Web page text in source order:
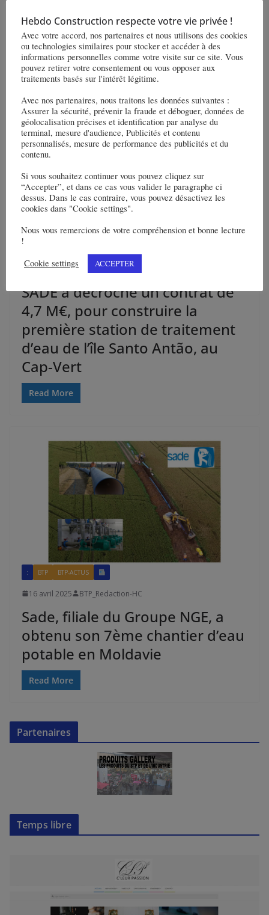
d’eau au cœur de la vieille ville
d’Annecy
Read More
14 mai 2025 BTP_Redaction-HC
SADE a décroché un contrat de
4,7 M€, pour construire la
première station de traitement
d’eau de l’île Santo Antão, au
Cap-Vert
Read More
: BTP BTP-ACTUS
16 avril 2025 BTP_Redaction-HC
Sade, filiale du Groupe NGE, a
obtenu son 7ème chantier d’eau
potable en Moldavie
Read More
Partenaires
Temps libre
Hebdo Construction respecte votre vie privée !
Avec votre accord, nos partenaires et nous utilisons des cookies
ou technologies similaires pour stocker et accéder à des
informations personnelles comme votre visite sur ce site. Vous
pouvez retirer votre consentement ou vous opposer aux
traitements basés sur l'intérêt légitime.
Avec nos partenaires, nous traitons les données suivantes :
Assurer la sécurité, prévenir la fraude et déboguer, données de
géolocalisation précises et identification par analyse du
terminal, mesure d'audience, Publicités et contenu
personnalisés, mesure de performance des publicités et du
contenu.
Si vous souhaitez continuer vous pouvez cliquez sur
“Accepter”, et dans ce cas vous valider le paragraphe ci
dessus. Dans le cas contraire, vous pouvez désactivez les
cookies dans "Cookie settings".
Nous vous remercions de votre compréhension et bonne lecture
!
Cookie settings
ACCEPTER